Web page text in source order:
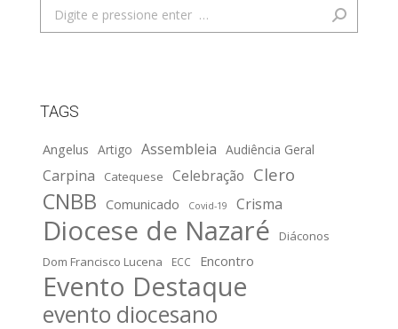
Search:
TAGS
Angelus Artigo Assembleia Audiência Geral
Carpina Catequese Celebração Clero
CNBB Comunicado Covid-19 Crisma
Diocese de Nazaré
Diáconos
Dom Francisco Lucena
ECC Encontro
Evento Destaque
evento diocesano